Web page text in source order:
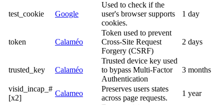
test_cookie Google
Used to check if the
user's browser supports
cookies.
1 day
token Calaméo
Token used to prevent
Cross-Site Request
Forgery (CSRF)
2 days
trusted_key Calaméo
Trusted device key used
to bypass Multi-Factor
Authentication
3 months
visid_incap_#
[x2]
Calameo
Preserves users states
across page requests.
1 year